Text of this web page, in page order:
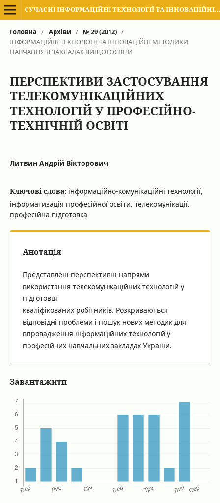
СУЧАСНІ ІНФОРМАЦІЙНІ ТЕХНОЛОГІЇ ТА ІННОВАЦІЙНІ МЕТОДИКИ НАВЧАННЯ В ПІДГОТОВЦІ ФАХІВЦІВ: МЕТОДОЛОГІЯ, ТЕОРІЯ, ДОСВІД, ПРОБЛЕМИ
Головна / Архіви / № 29 (2012) /
ІНФОРМАЦІЙНІ ТЕХНОЛОГІЇ ТА ІННОВАЦІЙНІ МЕТОДИКИ
НАВЧАННЯ В ЗАКЛАДАХ ВИЩОЇ ОСВІТИ
ПЕРСПЕКТИВИ ЗАСТОСУВАННЯ
ТЕЛЕКОМУНІКАЦІЙНИХ
ТЕХНОЛОГІЙ У ПРОФЕСІЙНО-
ТЕХНІЧНІЙ ОСВІТІ
Литвин Андрій Вікторович
Ключові слова: інформаційно-комунікаційні технології,
інформатизація професійної освіти, телекомунікації,
професійна підготовка
Анотація
Представлені перспективні напрями
використання телекомунікаційних технологій у
підготовці
кваліфікованих робітників. Розкриваються
відповідні проблеми і пошук нових методик для
впровадження інформаційних технологій у
професійних навчальних закладах України.
Завантажити